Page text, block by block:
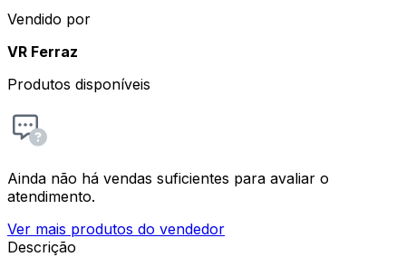
Vendido por
VR Ferraz
Produtos disponíveis
Ainda não há vendas suficientes para avaliar o
atendimento.
Ver mais produtos do vendedor
Descrição